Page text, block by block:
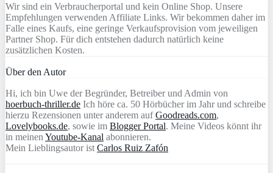
Wir sind ein Verbraucherportal und kein Online Shop. Unsere
Empfehlungen verwenden Affiliate Links. Wir bekommen daher im
Falle eines Kaufs, eine geringe Verkaufsprovision vom jeweiligen
Partner Shop. Für dich entstehen dadurch natürlich keine
zusätzlichen Kosten.
Über den Autor
Hi, ich bin Uwe der Begründer, Betreiber und Admin von
hoerbuch-thriller.de Ich höre ca. 50 Hörbücher im Jahr und schreibe
hierzu Rezensionen unter anderem aufGoodreads.com,
Lovelybooks.de, sowie im Blogger Portal. Meine Videos könnt ihr
in meinen Youtube-Kanal abonnieren.
Mein Lieblingsautor ist Carlos Ruiz Zafón